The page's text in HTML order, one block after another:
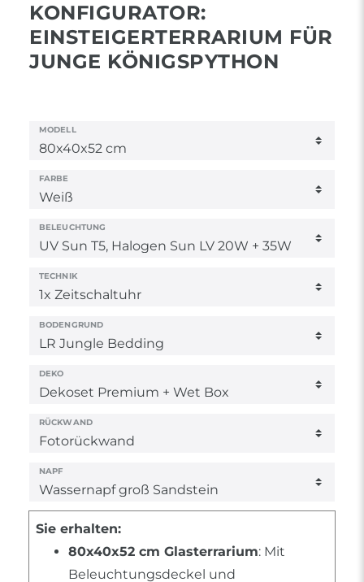
KONFIGURATOR:
EINSTEIGERTERRARIUM FÜR
JUNGE KÖNIGSPYTHON
MODELL
FARBE
BELEUCHTUNG
TECHNIK
BODENGRUND
DEKO
RÜCKWAND
NAPF
Sie erhalten:
80x40x52 cm Glasterrarium: Mit
Beleuchtungsdeckel und